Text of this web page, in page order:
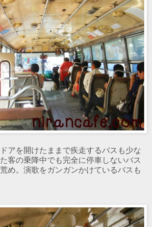
アを開けたままで疾走するバスも少な
客の乗降中でも完全に停車しないバス
め。演歌をガンガンかけているバスも